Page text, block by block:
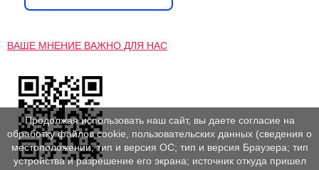
ВАШЕ МНЕНИЕ ВАЖНО ДЛЯ НАС
Продолжая использовать наш сайт, вы даете согласие на
обработку файлов cookie, пользовательских данных (сведения о
местоположении; тип и версия ОС; тип и версия Браузера; тип
устройства и разрешение его экрана; источник откуда пришел